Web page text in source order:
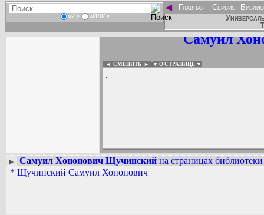
«И» «ИЛИ»
◄- Главная - Сервис-
Самуил
◄ СМЕНИТЬ ► ▼ О СТРАНИЦЕ ▼
.
Вадим Ершов...
► Самуил Хононович Щучинский на страницах
* Щучинский Самуил Хононович